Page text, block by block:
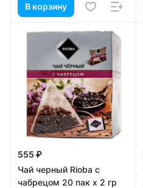
В корзину
555 ₽
Чай черный Rioba с
чабрецом 20 пак х 2 гр